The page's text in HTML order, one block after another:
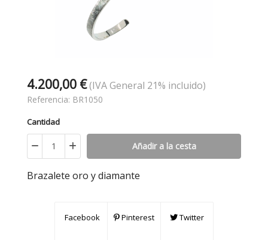
4.200,00 €(IVA General 21% incluido)
Referencia: BR1050
Cantidad
Añadir a la cesta
Brazalete oro y diamante
Facebook Pinterest Twitter